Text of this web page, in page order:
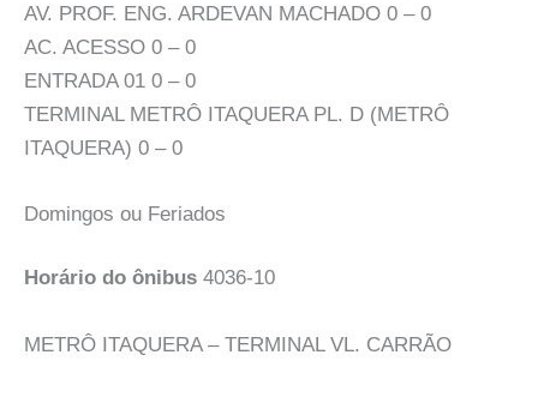
AV. PROF. ENG. ARDEVAN MACHADO 0 – 0
AC. ACESSO 0 – 0
ENTRADA 01 0 – 0
TERMINAL METRÔ ITAQUERA PL. D (METRÔ
ITAQUERA) 0 – 0
Domingos ou Feriados
Horário do ônibus 4036-10
METRÔ ITAQUERA – TERMINAL VL. CARRÃO